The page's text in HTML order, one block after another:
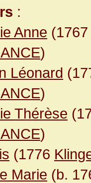
:
Anne
)
Léonard
)
Thérèse
)
(1776
Marie (b.